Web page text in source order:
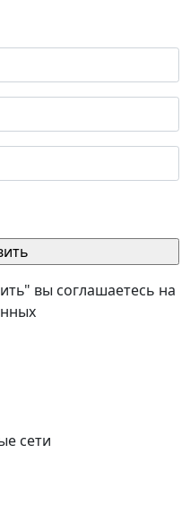
вы соглашаетесь на
сети